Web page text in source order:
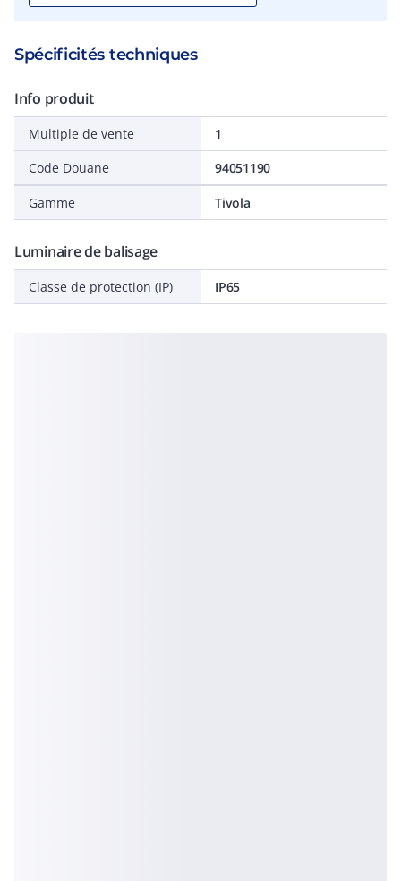
Spécificités techniques
Info produit
Multiple de vente
1
Code Douane
94051190
Gamme Tivola
Luminaire de balisage
Classe de protection (IP) IP65